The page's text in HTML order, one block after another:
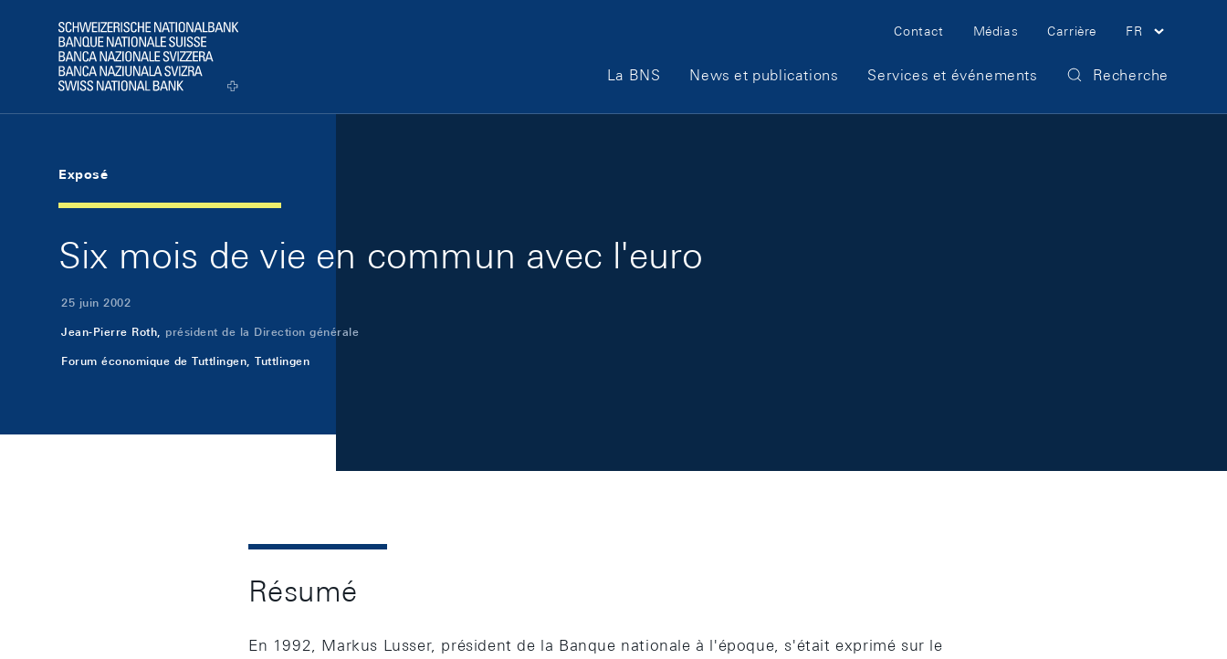
Logo
Meta Navigation
Contact Médias Carrière FR
Main Navigation
La BNS News et publications Services et événements Recherche
Exposé
Six mois de vie en commun avec l'euro
25 juin 2002
Jean-Pierre Roth, président de la Direction générale
Forum économique de Tuttlingen, Tuttlingen
Résumé
En 1992, Markus Lusser, président de la Banque nationale à l'époque, s'était exprimé sur le